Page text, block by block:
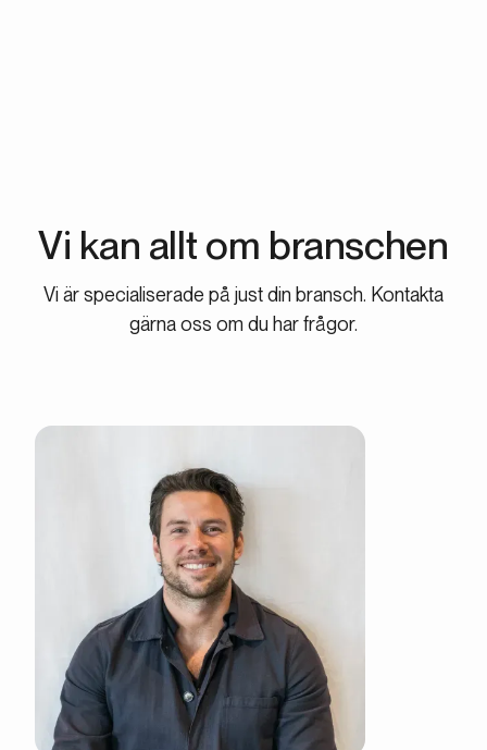
Vi kan allt om branschen
Vi är specialiserade på just din bransch. Kontakta
gärna oss om du har frågor.